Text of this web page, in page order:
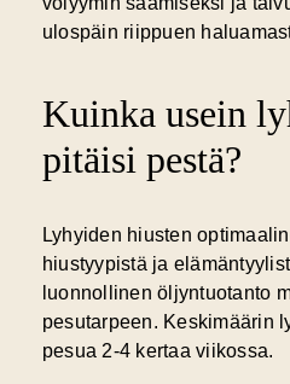
ulospäin riippuen
Kuinka usein
pitäisi pestä?
Lyhyiden hiusten
hiustyypistä ja
luonnollinen öljyntuotanto
pesutarpeen. Keskimäärin
pesua 2-4 kertaa viikossa.